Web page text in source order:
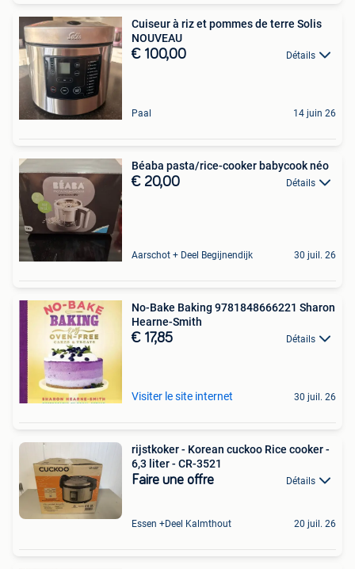
Cuiseur à riz et pommes de terre Solis
NOUVEAU
€ 100,00 Détails
Paal 14 juin 26
Béaba pasta/rice-cooker babycook néo
€ 20,00 Détails
Aarschot + Deel Begijnendijk 30 juil. 26
No-Bake Baking 9781848666221 Sharon
Hearne-Smith
€ 17,85 Détails
Visiter le site internet 30 juil. 26
rijstkoker - Korean cuckoo Rice cooker -
6,3 liter - CR-3521
Faire une offre Détails
Essen +Deel Kalmthout 20 juil. 26